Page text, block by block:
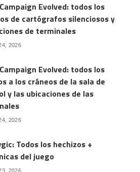
Evolved: todos los
de cartógrafos silenciosos y
de terminales
2026
Evolved: todos los
a los cráneos de la sala de
y las ubicaciones de las
2026
Todos los hechizos +
del juego
2026